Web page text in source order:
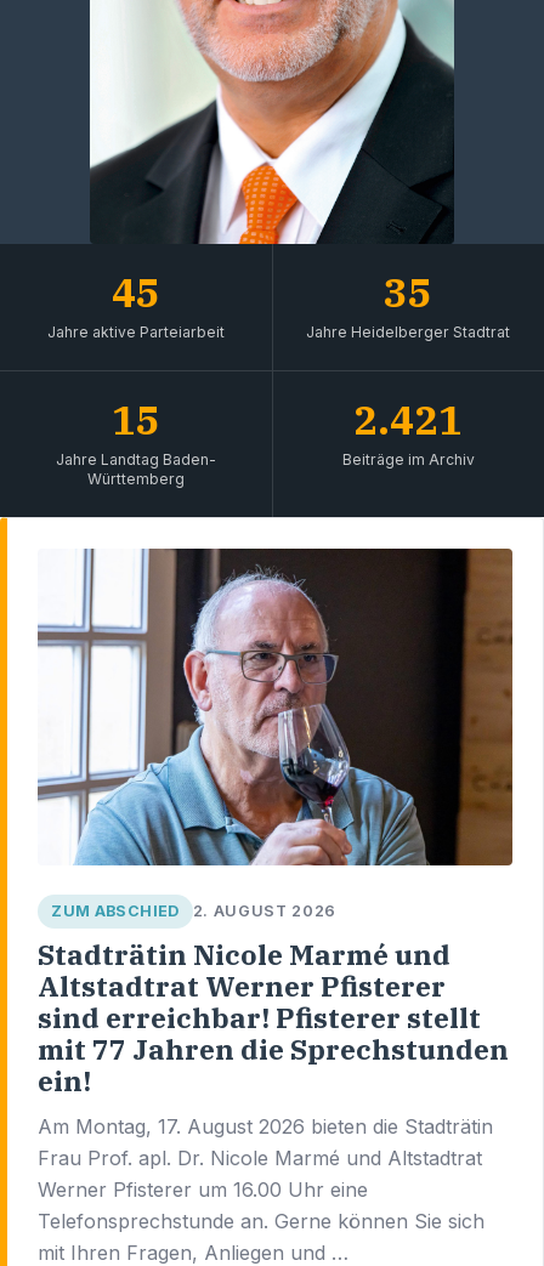
45
Jahre aktive Parteiarbeit
35
Jahre Heidelberger Stadtrat
15
Jahre Landtag Baden-
Württemberg
2.421
Beiträge im Archiv
ZUM ABSCHIED 2. AUGUST 2026
Stadträtin Nicole Marmé und
Altstadtrat Werner Pfisterer
sind erreichbar! Pfisterer stellt
mit 77 Jahren die Sprechstunden
ein!
Am Montag, 17. August 2026 bieten die Stadträtin
Frau Prof. apl. Dr. Nicole Marmé und Altstadtrat
Werner Pfisterer um 16.00 Uhr eine
Telefonsprechstunde an. Gerne können Sie sich
mit Ihren Fragen, Anliegen und …